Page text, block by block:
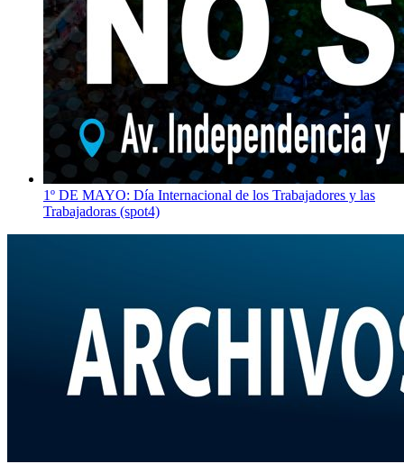
1º DE MAYO: Día Internacional de los Trabajadores y las
Trabajadoras (spot4)